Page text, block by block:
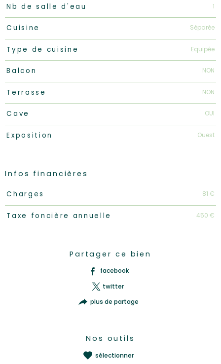
Nb de salle d'eau 1
Cuisine Séparée
Type de cuisine Equipée
Balcon NON
Terrasse NON
Cave OUI
Exposition Ouest
Infos financières
Caractéristiques
Charges 81 €
Taxe foncière annuelle 450 €
Partager ce bien
facebook
twitter
plus de partage
Nos outils
sélectionner